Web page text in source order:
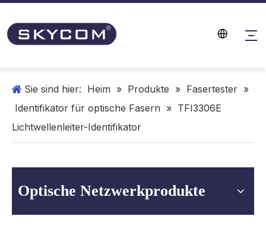
Sie sind hier: Heim » Produkte » Fasertester »
Identifikator für optische Fasern » TFI3306E
Lichtwellenleiter-Identifikator
Optische Netzwerkprodukte